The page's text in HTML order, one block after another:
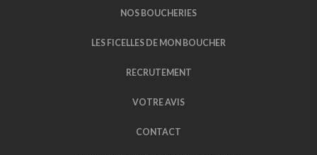
NOS BOUCHERIES
LES FICELLES DE MON BOUCHER
RECRUTEMENT
VOTRE AVIS
CONTACT